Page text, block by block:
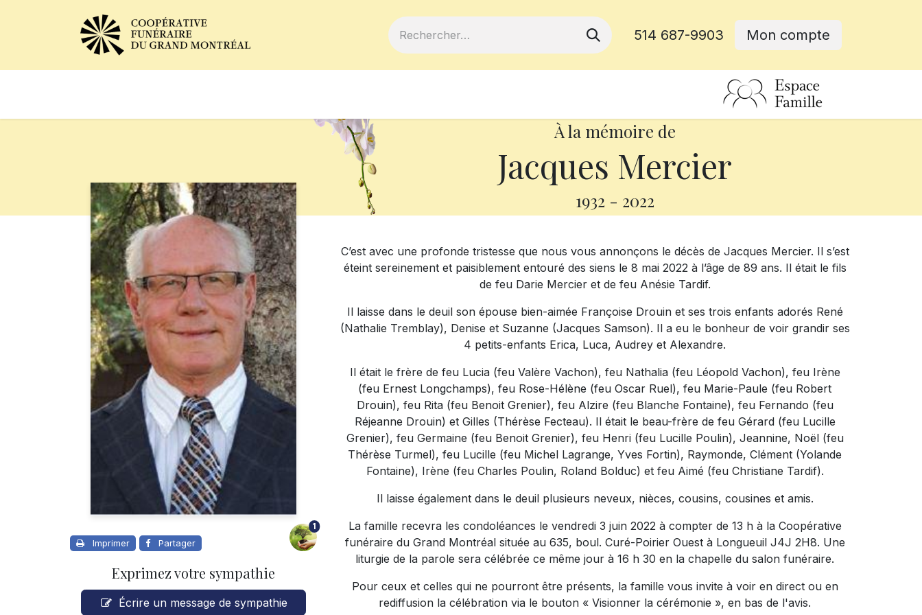
514 687-9903 Mon compte
À la mémoire de
Jacques Mercier
1932 - 2022
Imprimer Partager
1
Exprimez votre sympathie
Écrire un message de sympathie
C’est avec une profonde tristesse que nous vous annonçons le décès de Jacques Mercier. Il s’est
éteint sereinement et paisiblement entouré des siens le 8 mai 2022 à l’âge de 89 ans. Il était le fils
de feu Darie Mercier et de feu Anésie Tardif.
Il laisse dans le deuil son épouse bien-aimée Françoise Drouin et ses trois enfants adorés René
(Nathalie Tremblay), Denise et Suzanne (Jacques Samson). Il a eu le bonheur de voir grandir ses
4 petits-enfants Erica, Luca, Audrey et Alexandre.
Il était le frère de feu Lucia (feu Valère Vachon), feu Nathalia (feu Léopold Vachon), feu Irène
(feu Ernest Longchamps), feu Rose-Hélène (feu Oscar Ruel), feu Marie-Paule (feu Robert
Drouin), feu Rita (feu Benoit Grenier), feu Alzire (feu Blanche Fontaine), feu Fernando (feu
Réjeanne Drouin) et Gilles (Thérèse Fecteau). Il était le beau-frère de feu Gérard (feu Lucille
Grenier), feu Germaine (feu Benoit Grenier), feu Henri (feu Lucille Poulin), Jeannine, Noël (feu
Thérèse Turmel), feu Lucille (feu Michel Lagrange, Yves Fortin), Raymonde, Clément (Yolande
Fontaine), Irène (feu Charles Poulin, Roland Bolduc) et feu Aimé (feu Christiane Tardif).
Il laisse également dans le deuil plusieurs neveux, nièces, cousins, cousines et amis.
La famille recevra les condoléances le vendredi 3 juin 2022 à compter de 13 h à la Coopérative
funéraire du Grand Montréal située au 635, boul. Curé-Poirier Ouest à Longueuil J4J 2H8. Une
liturgie de la parole sera célébrée ce même jour à 16 h 30 en la chapelle du salon funéraire.
Pour ceux et celles qui ne pourront être présents, la famille vous invite à voir en direct ou en
rediffusion la célébration via le bouton « Visionner la cérémonie », en bas de l'avis.